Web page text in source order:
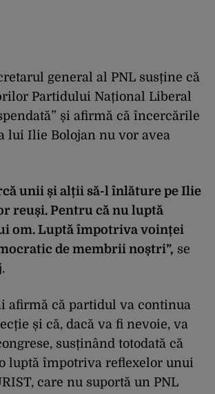
general al PNL susține că
Partidului Național Liberal
și afirmă că încercările
lui Ilie Bolojan nu vor avea
unii și alții să-l înlăture pe Ilie
reuși. Pentru că nu luptă
om. Luptă împotriva voinței
de membrii noștri”, se
afirmă că partidul va continua
și că, dacă va fi nevoie, va
susținând totodată că
luptă împotriva reflexelor unui
care nu suportă un PNL